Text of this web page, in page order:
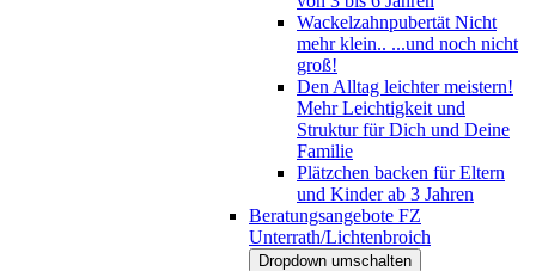
Wackelzahnpubertät Nicht
mehr klein.. ...und noch nicht
groß!
Den Alltag leichter meistern!
Mehr Leichtigkeit und
Struktur für Dich und Deine
Familie
Plätzchen backen für Eltern
und Kinder ab 3 Jahren
Beratungsangebote FZ
Unterrath/Lichtenbroich
Dropdown umschalten